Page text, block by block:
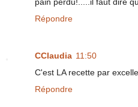
Répondre
CClaudia 11:50
C'est LA recette par
Répondre